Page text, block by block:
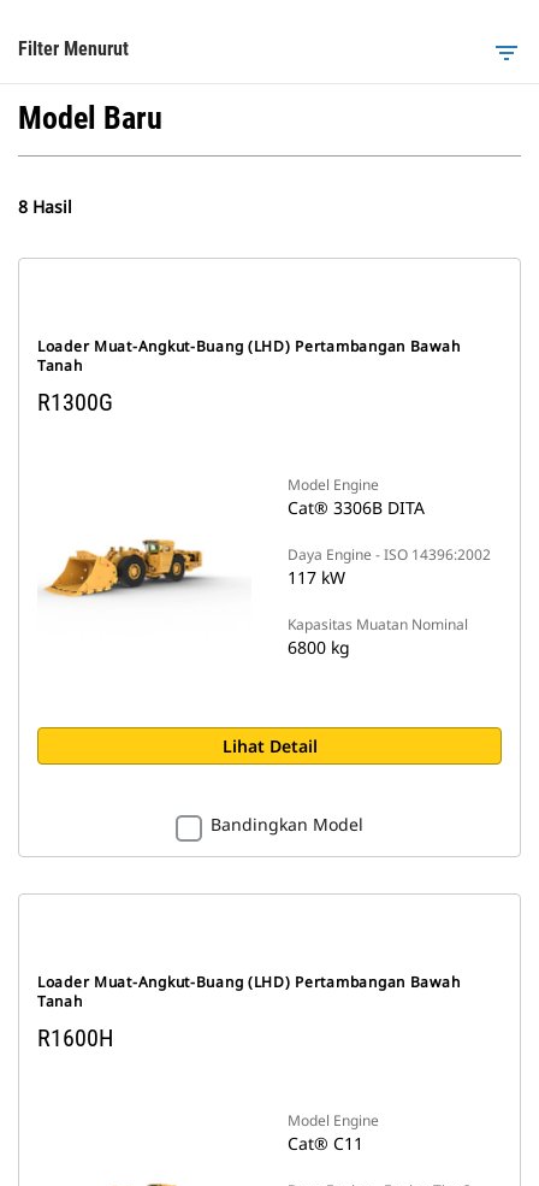
Filter Menurut filter_list
Model Baru
8 Hasil
Loader Muat-Angkut-Buang (LHD) Pertambangan Bawah
Tanah
R1300G
Model Engine
Cat® 3306B DITA
Daya Engine - ISO 14396:2002
117 kW
Kapasitas Muatan Nominal
6800 kg
Lihat Detail
Bandingkan Model
Loader Muat-Angkut-Buang (LHD) Pertambangan Bawah
Tanah
R1600H
Model Engine
Cat® C11